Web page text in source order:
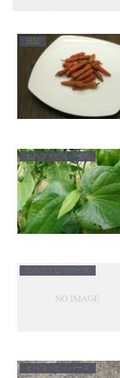
日記
ヒハツ・ピィパーズ
ヒハツ・ピィパーズ
ヒハツ・ピィパーズ